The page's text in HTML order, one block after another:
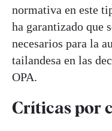
normativa en este
ha garantizado que
necesarios para la
tailandesa en las
OPA.
Críticas por